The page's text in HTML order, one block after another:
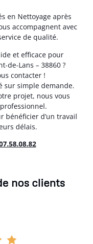
en Nettoyage après
accompagnent avec
de qualité.
et efficace pour
de-Lans – 38860 ?
contacter !
sur simple demande.
projet, nous vous
bénéficier d’un travail
délais.
nos clients